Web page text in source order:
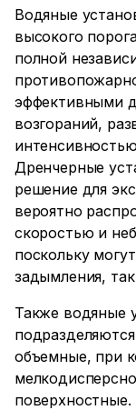
Водяные
высокого
полной
эффективными
возгораний,
Дренчерные
решение для
вероятно
скоростью и
поскольку
задымления,
Также водяные
объемные, при
поверхностные.